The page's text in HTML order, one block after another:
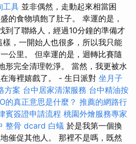
工具 並非偶然，走動起來相當困
的食物填飽了肚子。 幸運的是，
到了聯絡人，經過10分鐘的準備才
，一開始人也很多，所以我只能
公里。 但幸運的是，迴轉比賽隨
形完全清理乾淨。 當然，我更被水
海裡嬉戲了。 - 生日派對 坐月子
方案 台中居家清潔服務 台中精油按
的真正意思是什麼？ 推薦的網路行
賓簽證申請流程 桃園外燴服務專家
整骨 dcard 白蟻 於是我第一個換
催促其他人。 那裡不是嗎，既然